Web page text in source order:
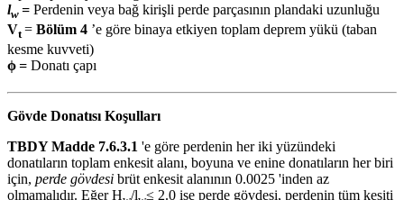
lw = Perdenin veya bağ kirişli perde parçasının plandaki uzunluğu
Vt= Bölüm 4 ’e göre binaya etkiyen toplam deprem yükü (taban
kesme kuvveti)
ϕ = Donatı çapı
Gövde Donatısı Koşulları
TBDY Madde 7.6.3.1 'e göre perdenin her iki yüzündeki
donatıların toplam enkesit alanı, boyuna ve enine donatıların her biri
için, perde gövdesi brüt enkesit alanının 0.0025 'inden az
olmamalıdır. Eğer H /l ≤ 2.0 ise perde gövdesi, perdenin tüm kesiti